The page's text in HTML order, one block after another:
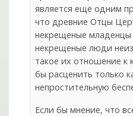
является еще одним
что древние Отцы
некрещеные
некрещеные люди
такое их отношение
бы расценить только
непростительную
Если бы мнение, что